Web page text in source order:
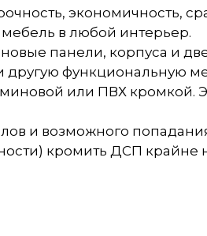
экономичность,
в любой интерьер.
панели, корпуса и
другую функциональную
или ПВХ кромкой.
и возможного
кромить ДСП крайне